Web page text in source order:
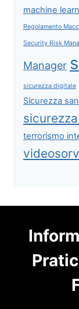
machine
Regolamento
Security Risk
Manager
sicurezza digitale
Sicurezza
terrorismo